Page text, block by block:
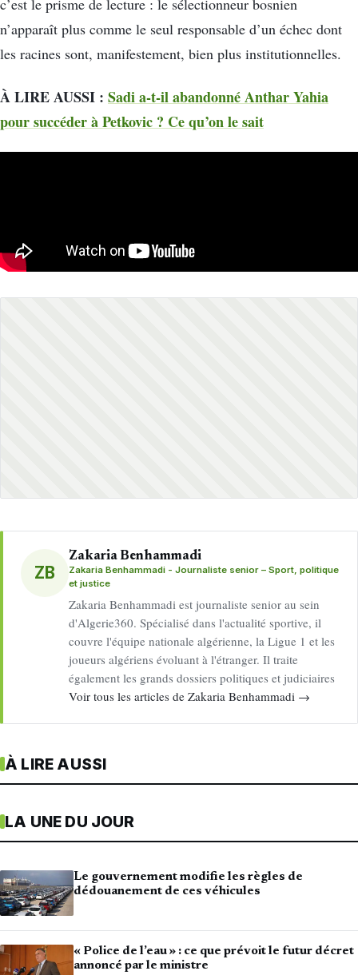
c’est le prisme de lecture : le sélectionneur bosnien
n’apparaît plus comme le seul responsable d’un échec dont
les racines sont, manifestement, bien plus institutionnelles.
À LIRE AUSSI : Sadi a-t-il abandonné Anthar Yahia
pour succéder à Petkovic ? Ce qu’on le sait
ZB
Zakaria Benhammadi
Zakaria Benhammadi - Journaliste senior – Sport, politique
et justice
Zakaria Benhammadi est journaliste senior au sein
d'Algerie360. Spécialisé dans l'actualité sportive, il
couvre l'équipe nationale algérienne, la Ligue 1 et les
joueurs algériens évoluant à l'étranger. Il traite
également les grands dossiers politiques et judiciaires
Voir tous les articles de Zakaria Benhammadi →
À LIRE AUSSI
LA UNE DU JOUR
Le gouvernement modifie les règles de
dédouanement de ces véhicules
« Police de l’eau » : ce que prévoit le futur décret
annoncé par le ministre